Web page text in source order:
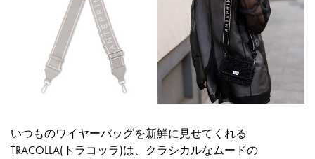
いつものワイヤーバッグを新鮮に見せてくれる
TRACOLLA(トラコッラ)は、クラシカルなムードの